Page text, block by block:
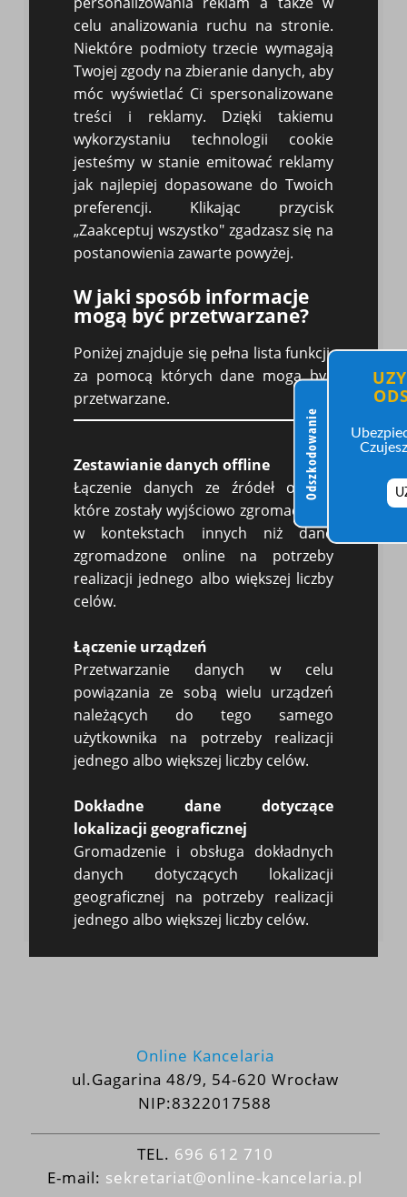
celu analizowania ruchu na stronie.
Niektóre podmioty trzecie wymagają
Twojej zgody na zbieranie danych, aby
móc wyświetlać Ci spersonalizowane
treści i reklamy. Dzięki takiemu
wykorzystaniu technologii cookie
jesteśmy w stanie emitować reklamy
jak najlepiej dopasowane do Twoich
preferencji. Klikając przycisk
„Zaakceptuj wszystko" zgadzasz się na
postanowienia zawarte powyżej.
W jaki sposób informacje
mogą być przetwarzane?
Poniżej znajduje się pełna lista funkcji,
za pomocą których dane mogą być
przetwarzane.
Zestawianie danych offline
Łączenie danych ze źródeł offline,
które zostały wyjściowo zgromadzone
w kontekstach innych niż dane
zgromadzone online na potrzeby
realizacji jednego albo większej liczby
celów.
Łączenie urządzeń
Przetwarzanie danych w celu
powiązania ze sobą wielu urządzeń
należących do tego samego
użytkownika na potrzeby realizacji
jednego albo większej liczby celów.
Dokładne dane dotyczące
lokalizacji geograficznej
Gromadzenie i obsługa dokładnych
danych dotyczących lokalizacji
geograficznej na potrzeby realizacji
jednego albo większej liczby celów.
Akceptuje
problemu.
Dolegliwości przewidziane w stosunku do dłużnika,
jeżeli nie dostosuje się do wezwania i nie dokona
zapłaty w oznaczonym terminie. Chodzi to chociażby
o odsetki czy skierowanie sprawy na drogę sądową.
Podpis wierzyciela.
Wezwanie powinno być odpowiednio stonowane.
Trzeba mieć bowiem na uwadze, że nie każde
opóźnienie jakiego dopuszcza się druga strona musi
wynikać ze złej woli, ale chociażby z przeoczenia i
jeśli chcemy przypomnieć aczkolwiek zachować
współpracę z inną firmą - wezwanie pownno być
odpowiednio stonowane w zależności od stopnia
Wezwanie do zapłaty to najprostsza, a zarazem
jedna z najskuteczniejszych metoda odzyskania
długu.
W jakiej formie powinno zostać
sporządzone?
Prawo nie przewiduje wymogu sporządzenia
wezwania do zapłaty na piśmie. Oznacza to, że
zdyscyplinować dłużnika można również e-mailem,
SMSem czy telefonicznie. Niemniej jednak za
zachowaniem formy pisemnej przemawiają względy
dowodowe. Dłużnik może bowiem zaprzeczać
rzecz będzie się miała jeśli zostanie mu wysłane
wezwanie do zapłaty w formie pisemnej i to z
potwierdzeniem nadania czy odbioru. Ma to też
istotne znaczenie w zakresie dochodzonych odsetek
– niekiedy będą one naliczane od daty otrzymania
wezwania, którą łatwiej wykazać, gdy dowód znajduje
się piśmie.
WYGENERUJ WEZWANIE DO ZAPŁATY
Online Kancelaria
ul.Gagarina 48/9, 54-620 Wrocław
NIP:8322017588
TEL. 696 612 710
E-mail: sekretariat@online-kancelaria.pl
Odszkodowanie